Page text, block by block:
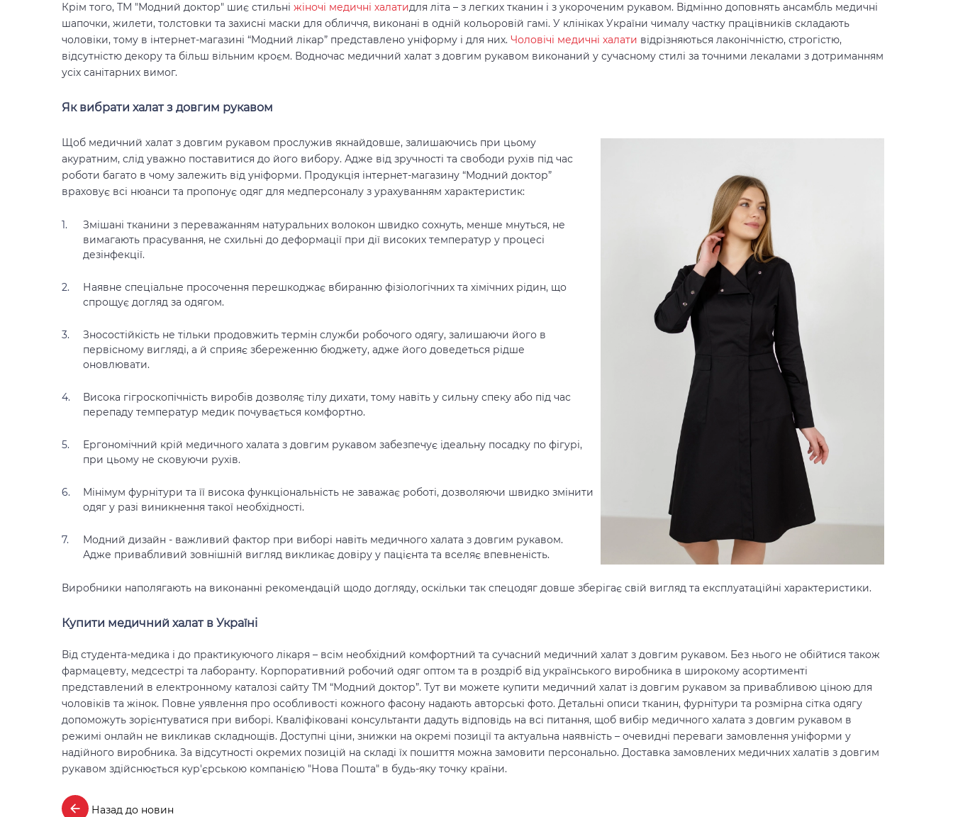
Крім того, ТМ "Модний доктор" шиє стильні жіночі медичні халатидля літа – з легких тканин і з укороченим рукавом. Відмінно доповнять ансамбль медичні
шапочки, жилети, толстовки та захисні маски для обличчя, виконані в одній кольоровій гамі. У клініках України чималу частку працівників складають
чоловіки, тому в інтернет-магазині “Модний лікар” представлено уніформу і для них. Чоловічі медичні халати відрізняються лаконічністю, строгістю,
відсутністю декору та більш вільним кроєм. Водночас медичний халат з довгим рукавом виконаний у сучасному стилі за точними лекалами з дотриманням
усіх санітарних вимог.
Як вибрати халат з довгим рукавом
Щоб медичний халат з довгим рукавом прослужив якнайдовше, залишаючись при цьому
акуратним, слід уважно поставитися до його вибору. Адже від зручності та свободи рухів під час
роботи багато в чому залежить від уніформи. Продукція інтернет-магазину “Модний доктор”
враховує всі нюанси та пропонує одяг для медперсоналу з урахуванням характеристик:
Змішані тканини з переважанням натуральних волокон швидко сохнуть, менше мнуться, не
вимагають прасування, не схильні до деформації при дії високих температур у процесі
дезінфекції.
Наявне спеціальне просочення перешкоджає вбиранню фізіологічних та хімічних рідин, що
спрощує догляд за одягом.
Зносостійкість не тільки продовжить термін служби робочого одягу, залишаючи його в
первісному вигляді, а й сприяє збереженню бюджету, адже його доведеться рідше
оновлювати.
Висока гігроскопічність виробів дозволяє тілу дихати, тому навіть у сильну спеку або під час
перепаду температур медик почувається комфортно.
Ергономічний крій медичного халата з довгим рукавом забезпечує ідеальну посадку по фігурі,
при цьому не сковуючи рухів.
Мінімум фурнітури та її висока функціональність не заважає роботі, дозволяючи швидко змінити
одяг у разі виникнення такої необхідності.
Модний дизайн - важливий фактор при виборі навіть медичного халата з довгим рукавом.
Адже привабливий зовнішній вигляд викликає довіру у пацієнта та вселяє впевненість.
Виробники наполягають на виконанні рекомендацій щодо догляду, оскільки так спецодяг довше зберігає свій вигляд та експлуатаційні характеристики.
Купити медичний халат в Україні
Від студента-медика і до практикуючого лікаря – всім необхідний комфортний та сучасний медичний халат з довгим рукавом. Без нього не обійтися також
фармацевту, медсестрі та лаборанту. Корпоративний робочий одяг оптом та в роздріб від українського виробника в широкому асортименті
представлений в електронному каталозі сайту ТМ “Модний доктор”. Тут ви можете купити медичний халат із довгим рукавом за привабливою ціною для
чоловіків та жінок. Повне уявлення про особливості кожного фасону надають авторські фото. Детальні описи тканин, фурнітури та розмірна сітка одягу
допоможуть зорієнтуватися при виборі. Кваліфіковані консультанти дадуть відповідь на всі питання, щоб вибір медичного халата з довгим рукавом в
режимі онлайн не викликав складнощів. Доступні ціни, знижки на окремі позиції та актуальна наявність – очевидні переваги замовлення уніформи у
надійного виробника. За відсутності окремих позицій на складі їх пошиття можна замовити персонально. Доставка замовлених медичних халатів з довгим
рукавом здійснюється кур'єрською компанією "Нова Пошта" в будь-яку точку країни.
Назад до новин